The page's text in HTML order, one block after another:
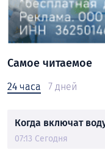
Самое читаемое
24 часа 7 дней
Когда включат
07:13 Сегодня